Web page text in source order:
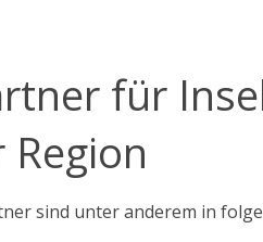
für
sind unter anderem in